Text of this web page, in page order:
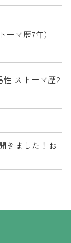
マ歴7年）
ストーマ歴2
きました！お